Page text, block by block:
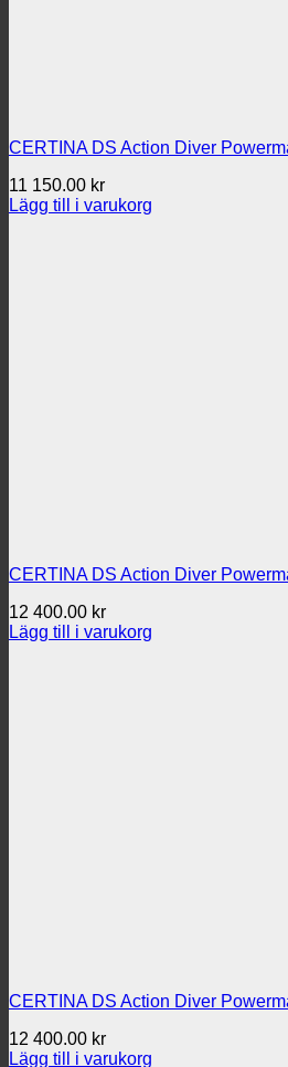
CERTINA DS Action Diver
11 150.00 kr
Lägg till i varukorg
CERTINA DS Action Diver
12 400.00 kr
Lägg till i varukorg
CERTINA DS Action Diver
12 400.00 kr
Lägg till i varukorg